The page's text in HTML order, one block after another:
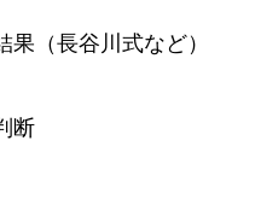
（長谷川式など）
断